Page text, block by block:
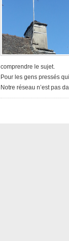
comprendre le sujet.
Pour les gens pressés
Notre réseau n’est pas